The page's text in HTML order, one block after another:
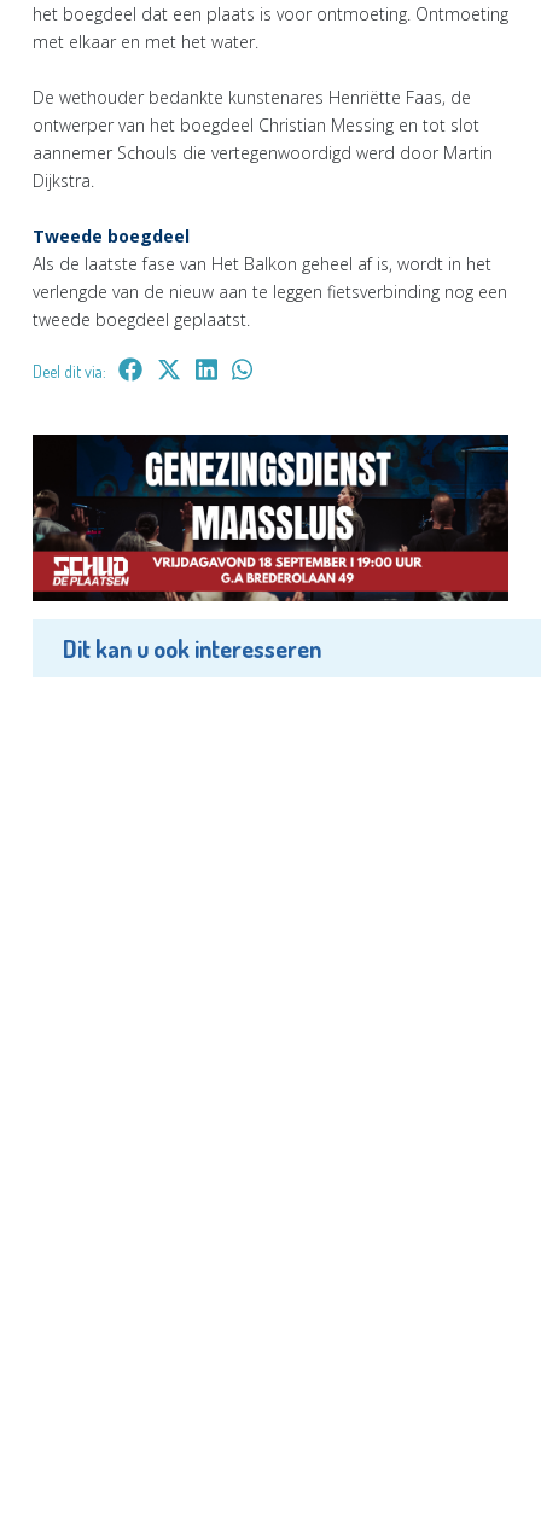
het boegdeel dat een plaats is voor ontmoeting. Ontmoeting
met elkaar en met het water.
De wethouder bedankte kunstenares Henriëtte Faas, de
ontwerper van het boegdeel Christian Messing en tot slot
aannemer Schouls die vertegenwoordigd werd door Martin
Dijkstra.
Tweede boegdeel
Als de laatste fase van Het Balkon geheel af is, wordt in het
verlengde van de nieuw aan te leggen fietsverbinding nog een
tweede boegdeel geplaatst.
Deel dit via:
Dit kan u ook interesseren